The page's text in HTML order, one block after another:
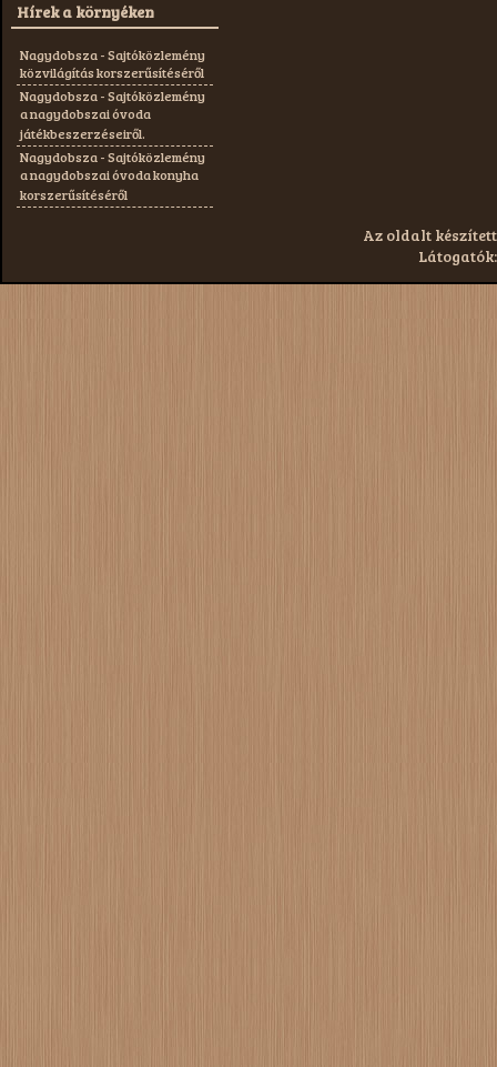
Hírek a környéken
Nagydobsza - Sajtóközlemény
közvilágítás korszerűsítéséről
Nagydobsza - Sajtóközlemény
a nagydobszai óvoda
játékbeszerzéseiről.
Nagydobsza - Sajtóközlemény
a nagydobszai óvoda konyha
korszerűsítéséről
Az oldalt